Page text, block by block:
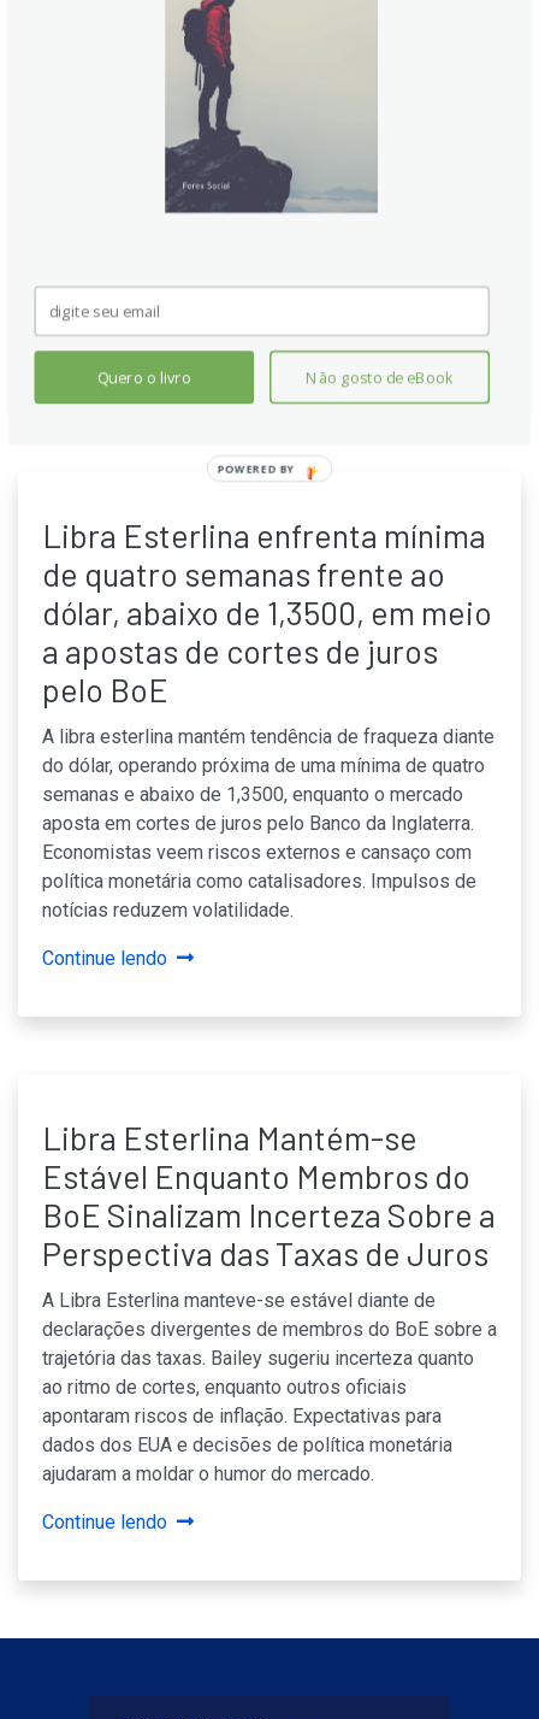
Libra Esterlina continua forte
apesar de apostas em cortes do
Apesar das apostas em cortes do BoE, a libra
esterlina tem mostrado resistência relevante, com o
mercado priorizando dados econômicos sólidos e a
percepção de uma trajetória de aperto mais lenta nos
atuais.
Continue lendo
Libra Esterlina enfrenta mínima
de quatro semanas frente ao
dólar, abaixo de 1,3500, em meio
a apostas de cortes de juros
pelo BoE
A libra esterlina mantém tendência de fraqueza diante
do dólar, operando próxima de uma mínima de quatro
semanas e abaixo de 1,3500, enquanto o mercado
aposta em cortes de juros pelo Banco da Inglaterra.
Economistas veem riscos externos e cansaço com
política monetária como catalisadores. Impulsos de
notícias reduzem volatilidade.
Continue lendo
Libra Esterlina Mantém-se
Estável Enquanto Membros do
BoE Sinalizam Incerteza Sobre a
Perspectiva das Taxas de Juros
A Libra Esterlina manteve-se estável diante de
declarações divergentes de membros do BoE sobre a
trajetória das taxas. Bailey sugeriu incerteza quanto
ao ritmo de cortes, enquanto outros oficiais
apontaram riscos de inflação. Expectativas para
dados dos EUA e decisões de política monetária
ajudaram a moldar o humor do mercado.
Continue lendo
Quero o livro Não gosto de eBook
POWERED BY